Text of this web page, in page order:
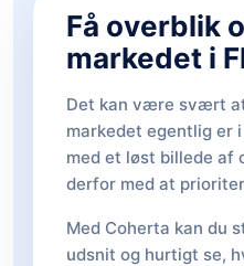
Få overblik
markedet i
Det kan være svært
markedet egentlig er
med et løst billede af
derfor med at
Med Coherta kan du
udsnit og hurtigt se,